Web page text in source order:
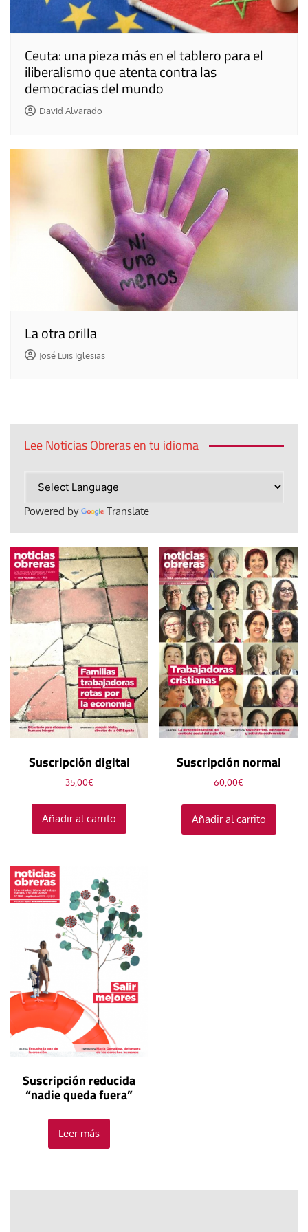
Ceuta: una pieza más en el tablero para el
iliberalismo que atenta contra las
democracias del mundo
David Alvarado
La otra orilla
José Luis Iglesias
Lee Noticias Obreras en tu idioma
Powered by Translate
Suscripción digital
35,00€
Añadir al carrito
Suscripción normal
60,00€
Añadir al carrito
Suscripción reducida
“nadie queda fuera”
Leer más